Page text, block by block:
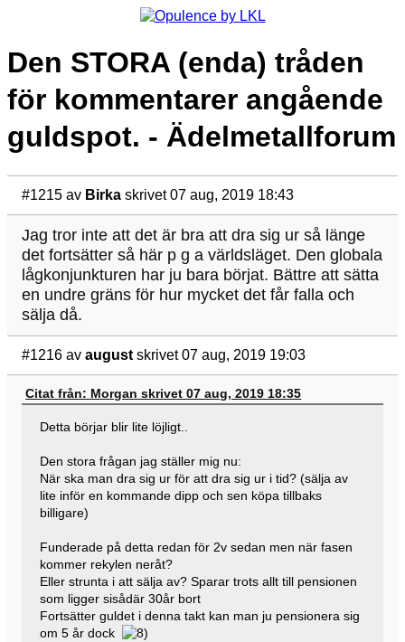
Den STORA (enda) tråden
för kommentarer angående
guldspot. - Ädelmetallforum
#1215 av Birka skrivet 07 aug, 2019 18:43
Jag tror inte att det är bra att dra sig ur så länge
det fortsätter så här p g a världsläget. Den globala
lågkonjunkturen har ju bara börjat. Bättre att sätta
en undre gräns för hur mycket det får falla och
sälja då.
#1216 av august skrivet 07 aug, 2019 19:03
Citat från: Morgan skrivet 07 aug, 2019 18:35
Detta börjar blir lite löjligt..
Den stora frågan jag ställer mig nu:
När ska man dra sig ur för att dra sig ur i tid? (sälja av
lite inför en kommande dipp och sen köpa tillbaks
billigare)
Funderade på detta redan för 2v sedan men när fasen
kommer rekylen neråt?
Eller strunta i att sälja av? Sparar trots allt till pensionen
som ligger sisådär 30år bort
Fortsätter guldet i denna takt kan man ju pensionera sig
om 5 år dock